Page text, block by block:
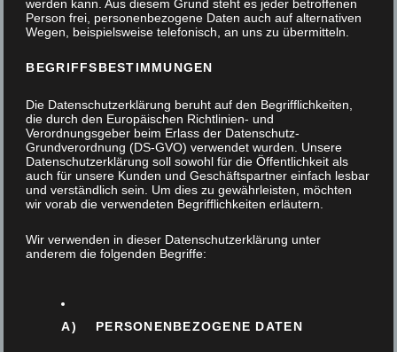
Einbruchsschutz – Schutz vor Einbruch durch den
14. November 2023
Verletzung der Privatsphäre, das
werden kann. Aus diesem Grund steht es jeder betroffenen
Person frei, personenbezogene Daten auch auf alternativen
Wegen, beispielsweise telefonisch, an uns zu übermitteln.
BEGRIFFSBESTIMMUNGEN
Die Datenschutzerklärung beruht auf den Begrifflichkeiten,
die durch den Europäischen Richtlinien- und
Verordnungsgeber beim Erlass der Datenschutz-
Grundverordnung (DS-GVO) verwendet wurden. Unsere
Datenschutzerklärung soll sowohl für die Öffentlichkeit als
auch für unsere Kunden und Geschäftspartner einfach lesbar
und verständlich sein. Um dies zu gewährleisten, möchten
wir vorab die verwendeten Begrifflichkeiten erläutern.
Wir verwenden in dieser Datenschutzerklärung unter
anderem die folgenden Begriffe:
A) PERSONENBEZOGENE DATEN